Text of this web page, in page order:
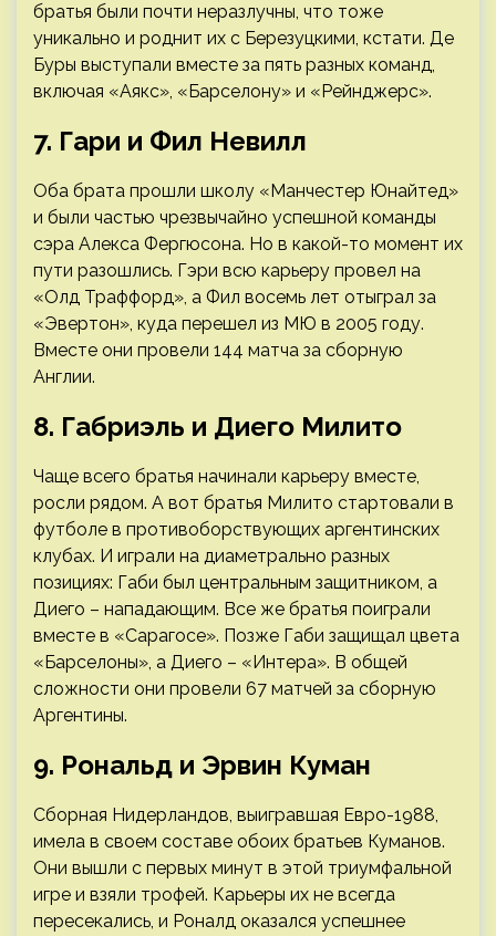
братья были почти неразлучны, что тоже
уникально и роднит их с Березуцкими, кстати. Де
Буры выступали вместе за пять разных команд,
включая «Аякс», «Барселону» и «Рейнджерс».
7. Гари и Фил Невилл
Оба брата прошли школу «Манчестер Юнайтед»
и были частью чрезвычайно успешной команды
сэра Алекса Фергюсона. Но в какой-то момент их
пути разошлись. Гэри всю карьеру провел на
«Олд Траффорд», а Фил восемь лет отыграл за
«Эвертон», куда перешел из МЮ в 2005 году.
Вместе они провели 144 матча за сборную
Англии.
8. Габриэль и Диего Милито
Чаще всего братья начинали карьеру вместе,
росли рядом. А вот братья Милито стартовали в
футболе в противоборствующих аргентинских
клубах. И играли на диаметрально разных
позициях: Габи был центральным защитником, а
Диего – нападающим. Все же братья поиграли
вместе в «Сарагосе». Позже Габи защищал цвета
«Барселоны», а Диего – «Интера». В общей
сложности они провели 67 матчей за сборную
Аргентины.
9. Рональд и Эрвин Куман
Сборная Нидерландов, выигравшая Евро-1988,
имела в своем составе обоих братьев Куманов.
Они вышли с первых минут в этой триумфальной
игре и взяли трофей. Карьеры их не всегда
пересекались, и Роналд оказался успешнее